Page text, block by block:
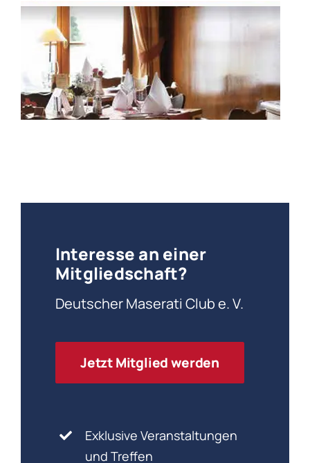
Interesse an einer
Mitgliedschaft?
Deutscher Maserati Club e. V.
Jetzt Mitglied werden
Exklusive Veranstaltungen
und Treffen